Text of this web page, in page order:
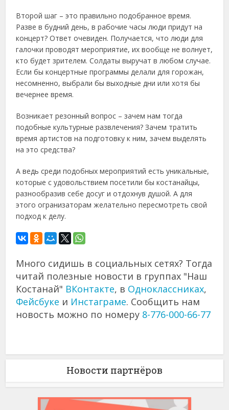
Второй шаг – это правильно подобранное время.
Разве в будний день, в рабочие часы люди придут на
концерт? Ответ очевиден. Получается, что люди для
галочки проводят мероприятие, их вообще не волнует,
кто будет зрителем. Солдаты выручат в любом случае.
Если бы концертные программы делали для горожан,
несомненно, выбрали бы выходные дни или хотя бы
вечернее время.
Возникает резонный вопрос – зачем нам тогда
подобные культурные развлечения? Зачем тратить
время артистов на подготовку к ним, зачем выделять
на это средства?
А ведь среди подобных мероприятий есть уникальные,
которые с удовольствием посетили бы костанайцы,
разнообразив себе досуг и отдохнув душой. А для
этого огранизаторам желательно пересмотреть свой
подход к делу.
Много сидишь в социальных сетях? Тогда
читай полезные новости в группах "Наш
Костанай" ВКонтакте, в Одноклассниках,
Фейсбуке и Инстаграме. Сообщить нам
новость можно по номеру 8-776-000-66-77
Новости партнёров